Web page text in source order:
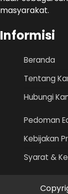
masyarakat.
Informisi
Beranda
Tentang
Hubungi
Pedoman
Kebijakan
Syarat &